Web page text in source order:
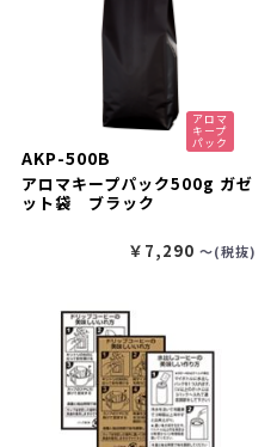
アロマ
キープ
パック
AKP-500B
アロマキープパック500g ガゼ
ット袋 ブラック
￥7,290 〜(税抜)